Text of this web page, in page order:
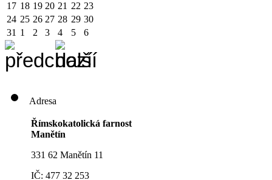
17 18 19 20 21 22 23
24 25 26 27 28 29 30
31 1 2 3 4 5 6
Adresa
Římskokatolická farnost
Manětín
331 62 Manětín 11
IČ: 477 32 253